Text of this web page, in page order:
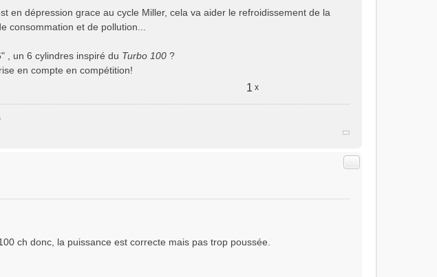
en dépression grace au cycle Miller, cela va aider le refroidissement de la
consommation et de pollution...
, un 6 cylindres inspiré du Turbo 100 ?
en compte en compétition!
1 x
Citer
ch donc, la puissance est correcte mais pas trop poussée.